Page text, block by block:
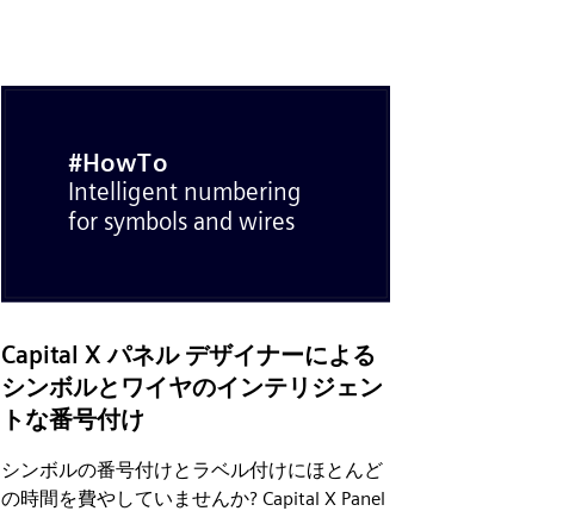
Capital X パネル デザイナーによる
シンボルとワイヤのインテリジェン
トな番号付け
シンボルの番号付けとラベル付けにほとんど
の時間を費やしていませんか? Capital X Panel